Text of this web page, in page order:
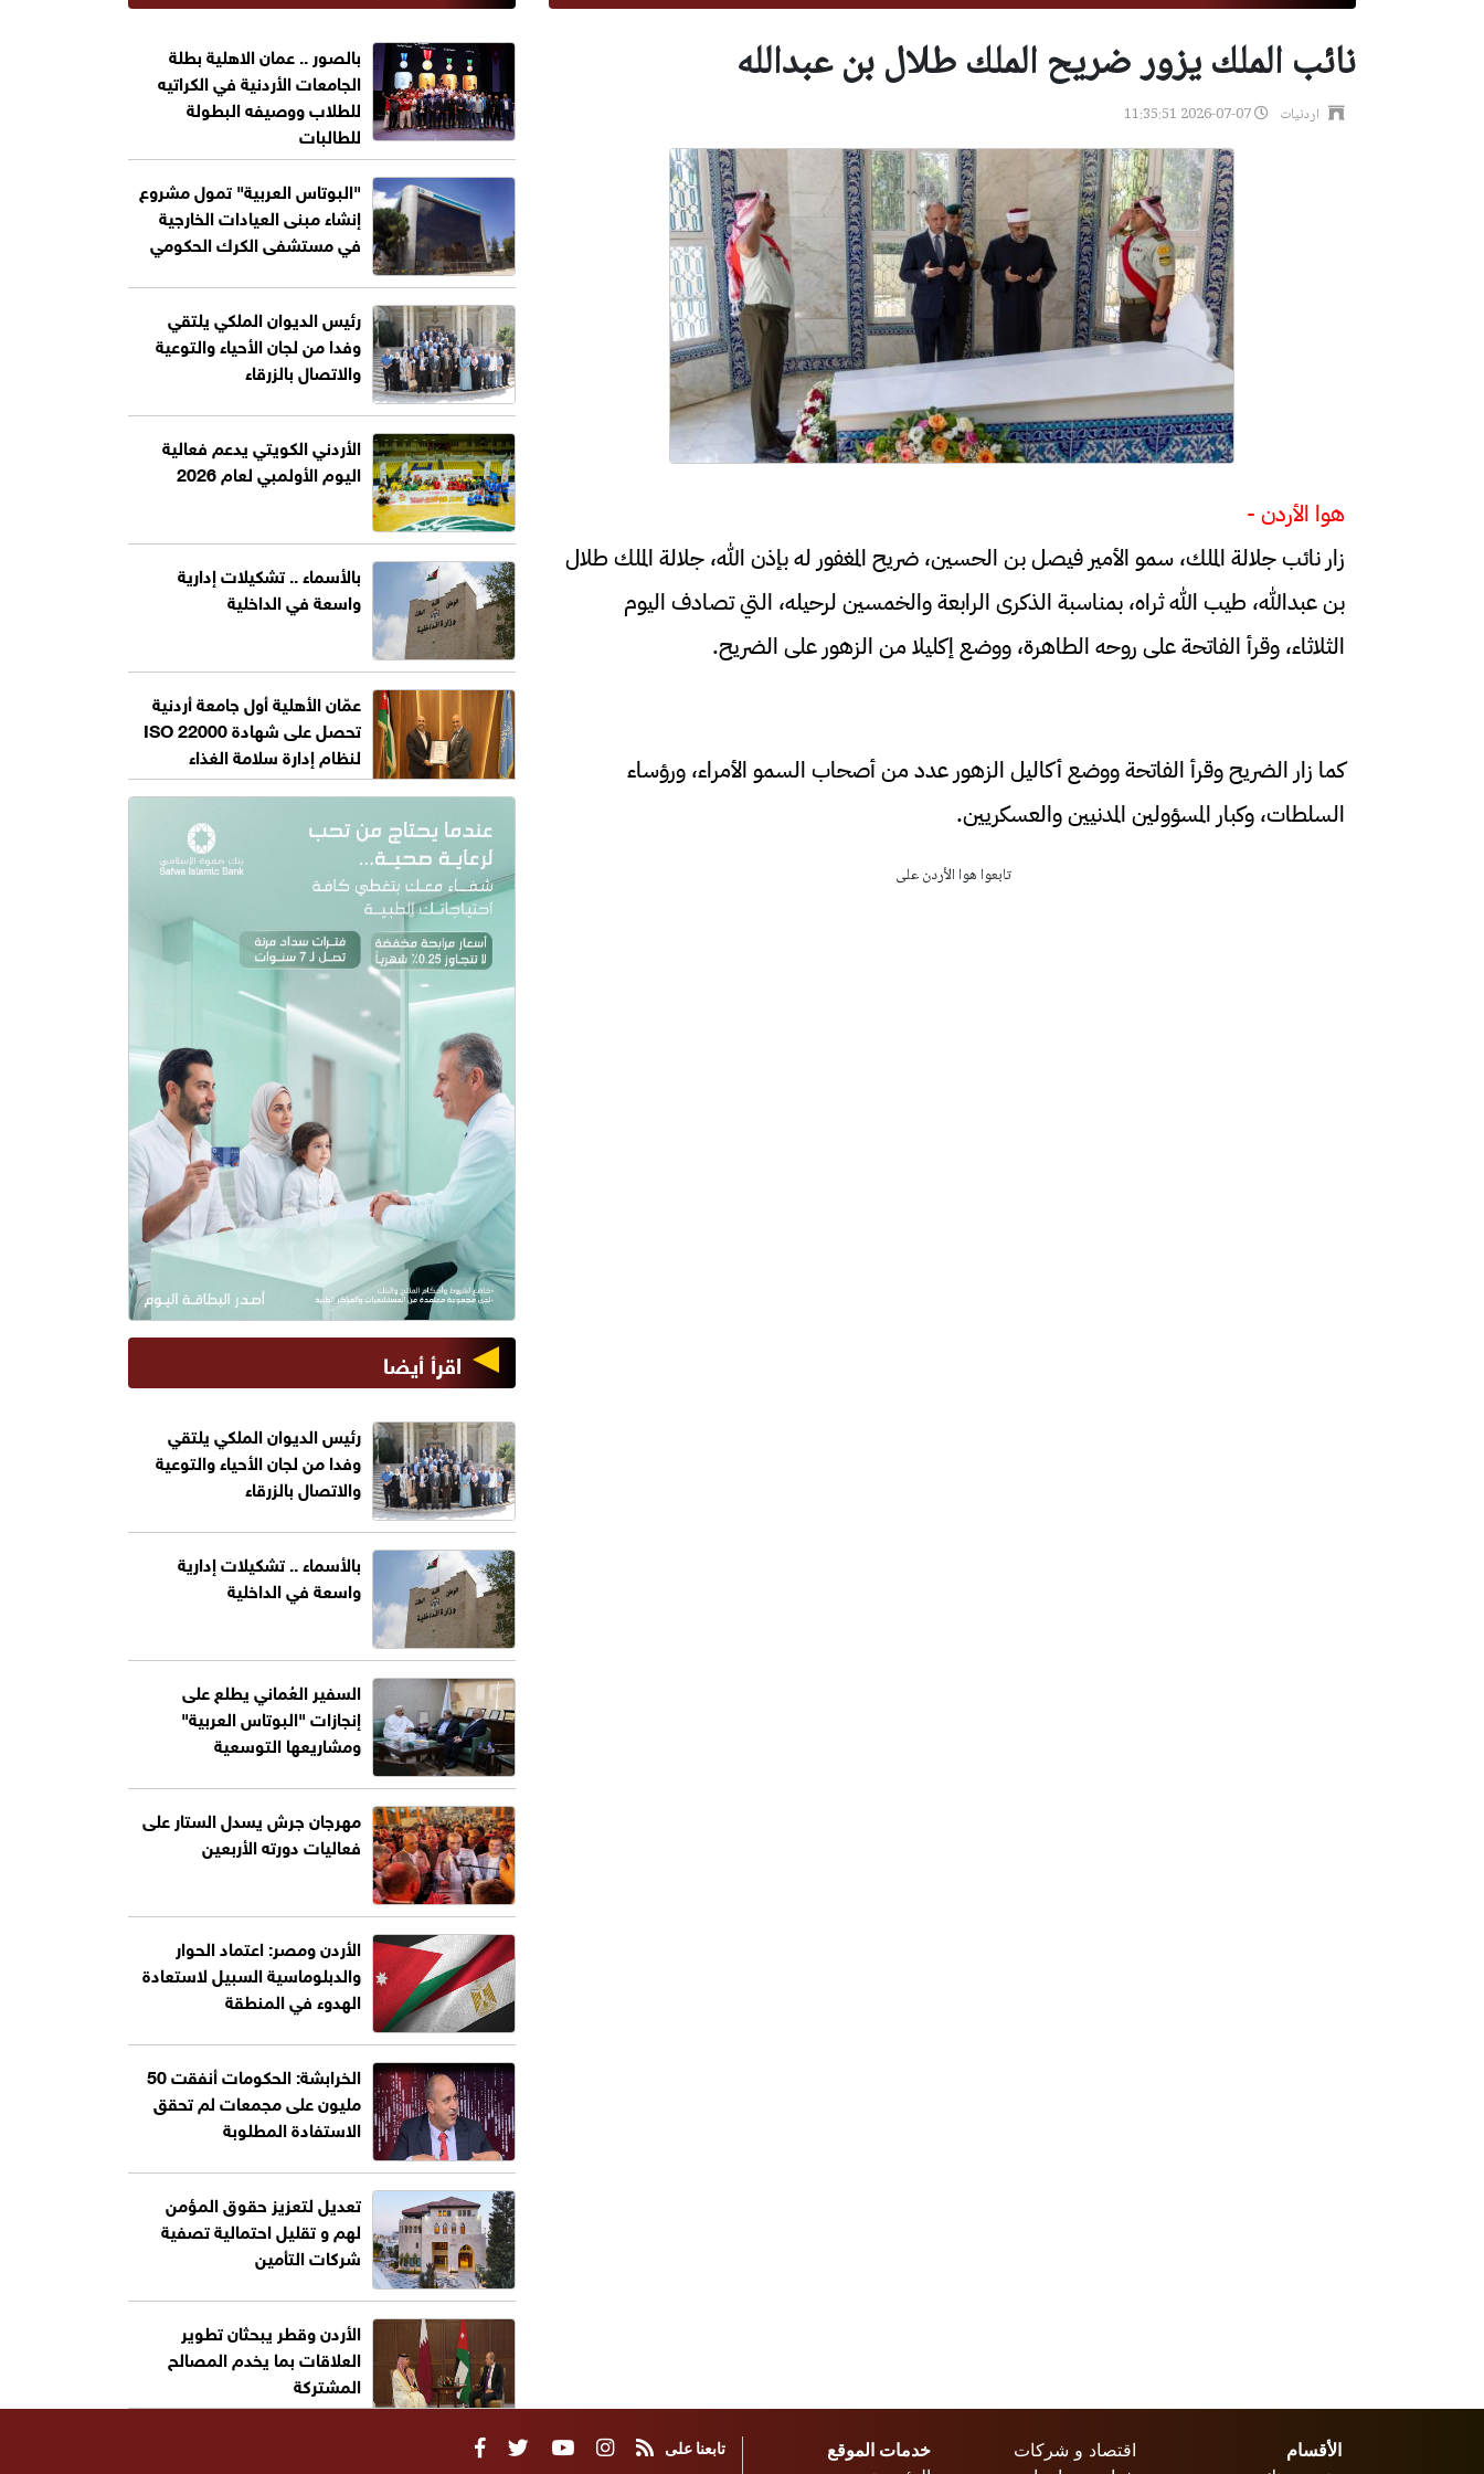
نائب الملك يزور ضريح الملك طلال بن عبدالله
اردنيات 2026-07-07 11:35:51
هوا الأردن -
زار نائب جلالة الملك، سمو الأمير فيصل بن الحسين، ضريح المغفور له بإذن الله، جلالة الملك طلال
بن عبدالله، طيب الله ثراه، بمناسبة الذكرى الرابعة والخمسين لرحيله، التي تصادف اليوم
الثلاثاء، وقرأ الفاتحة على روحه الطاهرة، ووضع إكليلا من الزهور على الضريح.
كما زار الضريح وقرأ الفاتحة ووضع أكاليل الزهور عدد من أصحاب السمو الأمراء، ورؤساء
السلطات، وكبار المسؤولين المدنيين والعسكريين.
تابعوا هوا الأردن على
بالصور .. عمان الاهلية بطلة
الجامعات الأردنية في الكراتيه
للطلاب ووصيفه البطولة
للطالبات
"البوتاس العربية" تمول مشروع
إنشاء مبنى العيادات الخارجية
في مستشفى الكرك الحكومي
رئيس الديوان الملكي يلتقي
وفدا من لجان الأحياء والتوعية
والاتصال بالزرقاء
الأردني الكويتي يدعم فعالية
اليوم الأولمبي لعام 2026
بالأسماء .. تشكيلات إدارية
واسعة في الداخلية
عمّان الأهلية أول جامعة أردنية
تحصل على شهادة ISO 22000
لنظام إدارة سلامة الغذاء
اقرأ أيضا
رئيس الديوان الملكي يلتقي
وفدا من لجان الأحياء والتوعية
والاتصال بالزرقاء
بالأسماء .. تشكيلات إدارية
واسعة في الداخلية
السفير العُماني يطلع على
إنجازات "البوتاس العربية"
ومشاريعها التوسعية
مهرجان جرش يسدل الستار على
فعاليات دورته الأربعين
الأردن ومصر: اعتماد الحوار
والدبلوماسية السبيل لاستعادة
الهدوء في المنطقة
الخرابشة: الحكومات أنفقت 50
مليون على مجمعات لم تحقق
الاستفادة المطلوبة
تعديل لتعزيز حقوق المؤمن
لهم و تقليل احتمالية تصفية
شركات التأمين
الأردن وقطر يبحثان تطوير
العلاقات بما يخدم المصالح
المشتركة
الأقسام
اقتصاد و شركات
خدمات الموقع
تابعنا على